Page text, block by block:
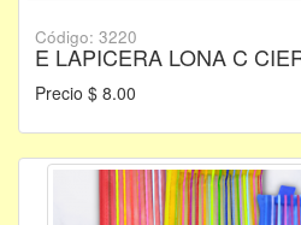
Código: 3220
E LAPICERA LONA C
Precio $ 8.00